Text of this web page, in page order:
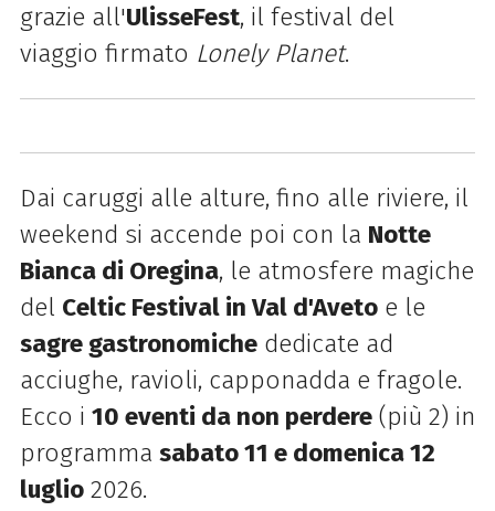
grazie all'UlisseFest, il festival del
viaggio firmato Lonely Planet.
Dai caruggi alle alture, fino alle riviere, il
weekend si accende poi con la Notte
Bianca di Oregina, le atmosfere magiche
del Celtic Festival in Val d'Avetoe le
sagre gastronomichededicate ad
acciughe, ravioli, capponadda e fragole.
Ecco i 10 eventi da non perdere(più 2) in
programma sabato 11 e domenica 12
luglio2026.